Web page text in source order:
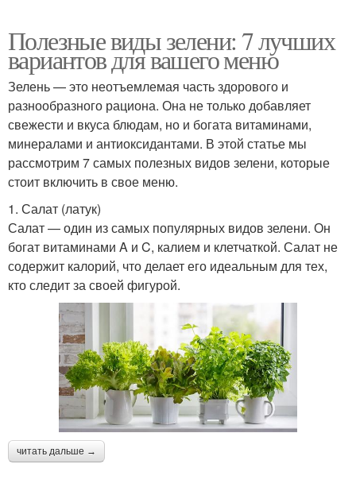
Полезные виды зелени: 7 лучших
вариантов для вашего меню
Зелень — это неотъемлемая часть здорового и
разнообразного рациона. Она не только добавляет
свежести и вкуса блюдам, но и богата витаминами,
минералами и антиоксидантами. В этой статье мы
рассмотрим 7 самых полезных видов зелени, которые
стоит включить в свое меню.
1. Салат (латук)
Салат — один из самых популярных видов зелени. Он
богат витаминами A и C, калием и клетчаткой. Салат не
содержит калорий, что делает его идеальным для тех,
кто следит за своей фигурой.
читать дальше →